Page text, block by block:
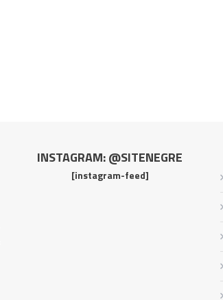
INSTAGRAM: @SITENEGRE
[instagram-feed]